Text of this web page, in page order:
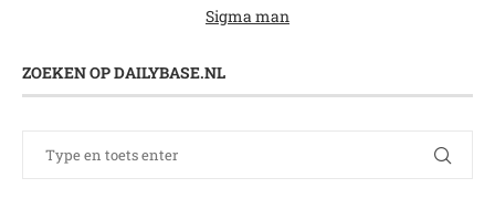
Sigma man
ZOEKEN OP DAILYBASE.NL